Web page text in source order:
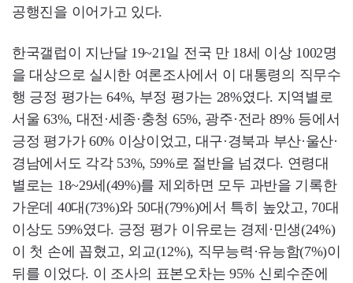
공행진을 이어가고 있다.
한국갤럽이 지난달 19~21일 전국 만 18세 이상 1002명
을 대상으로 실시한 여론조사에서 이 대통령의 직무수
행 긍정 평가는 64%, 부정 평가는 28%였다. 지역별로
서울 63%, 대전·세종·충청 65%, 광주·전라 89% 등에서
긍정 평가가 60% 이상이었고, 대구·경북과 부산·울산·
경남에서도 각각 53%, 59%로 절반을 넘겼다. 연령대
별로는 18~29세(49%)를 제외하면 모두 과반을 기록한
가운데 40대(73%)와 50대(79%)에서 특히 높았고, 70대
이상도 59%였다. 긍정 평가 이유로는 경제·민생(24%)
이 첫 손에 꼽혔고, 외교(12%), 직무능력·유능함(7%)이
뒤를 이었다. 이 조사의 표본오차는 95% 신뢰수준에